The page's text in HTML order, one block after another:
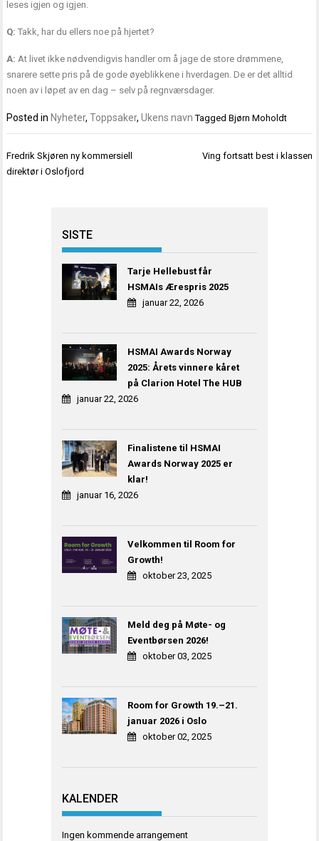
leses igjen og igjen.
Q: Takk, har du ellers noe på hjertet?
A: At livet ikke nødvendigvis handler om å jage de store drømmene,
snarere sette pris på de gode øyeblikkene i hverdagen. De er det alltid
noen av i løpet av en dag – selv på regnværsdager.
Posted in Nyheter,Toppsaker,Ukens navn TaggedBjørn Moholdt
Innleggsnavigasjon
Fredrik Skjøren ny kommersiell
direktør i Oslofjord
Ving fortsatt best i klassen
SISTE
Tarje Hellebust får
HSMAIs Ærespris 2025
januar 22, 2026
HSMAI Awards Norway
2025: Årets vinnere kåret
på Clarion Hotel The HUB
januar 22, 2026
Finalistene til HSMAI
Awards Norway 2025 er
klar!
januar 16, 2026
Velkommen til Room for
Growth!
oktober 23, 2025
Meld deg på Møte- og
Eventbørsen 2026!
oktober 03, 2025
Room for Growth 19.–21.
januar 2026 i Oslo
oktober 02, 2025
KALENDER
Ingen kommende arrangement